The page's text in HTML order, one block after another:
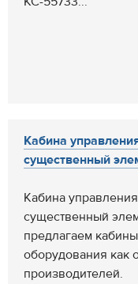
Кабина
существенный
Кабина
существенный
предлагаем
оборудования как
производителей.